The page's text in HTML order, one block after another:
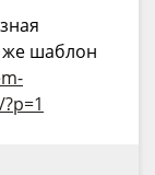
же шаблон